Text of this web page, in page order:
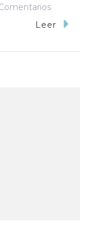
En
¡Curso
Leer